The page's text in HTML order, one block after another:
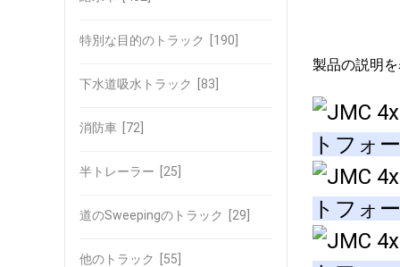
特別な目的のトラック [190]
下水道吸水トラック [83]
消防車 [72]
半トレーラー [25]
道のSweepingのトラック [29]
他のトラック [55]
製品の説明